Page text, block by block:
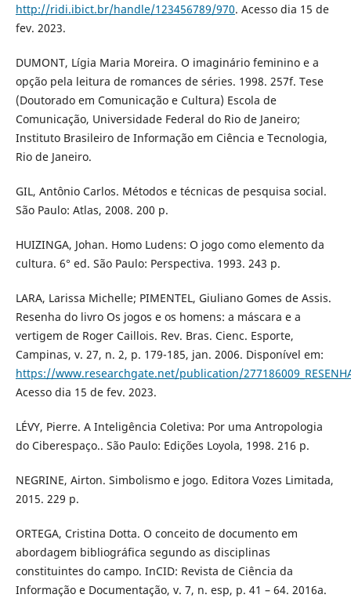
http://ridi.ibict.br/handle/123456789/970. Acesso dia 15 de
fev. 2023.
DUMONT, Lígia Maria Moreira. O imaginário feminino e a
opção pela leitura de romances de séries. 1998. 257f. Tese
(Doutorado em Comunicação e Cultura) Escola de
Comunicação, Universidade Federal do Rio de Janeiro;
Instituto Brasileiro de Informação em Ciência e Tecnologia,
Rio de Janeiro.
GIL, Antônio Carlos. Métodos e técnicas de pesquisa social.
São Paulo: Atlas, 2008. 200 p.
HUIZINGA, Johan. Homo Ludens: O jogo como elemento da
cultura. 6° ed. São Paulo: Perspectiva. 1993. 243 p.
LARA, Larissa Michelle; PIMENTEL, Giuliano Gomes de Assis.
Resenha do livro Os jogos e os homens: a máscara e a
vertigem de Roger Caillois. Rev. Bras. Cienc. Esporte,
Campinas, v. 27, n. 2, p. 179-185, jan. 2006. Disponível em:
https://www.researchgate.net/publication/
Acesso dia 15 de fev. 2023.
LÉVY, Pierre. A Inteligência Coletiva: Por uma Antropologia
do Ciberespaço.. São Paulo: Edições Loyola, 1998. 216 p.
NEGRINE, Airton. Simbolismo e jogo. Editora Vozes Limitada,
2015. 229 p.
ORTEGA, Cristina Dotta. O conceito de documento em
abordagem bibliográfica segundo as disciplinas
constituintes do campo. InCID: Revista de Ciência da
Informação e Documentação, v. 7, n. esp, p. 41 – 64. 2016a.